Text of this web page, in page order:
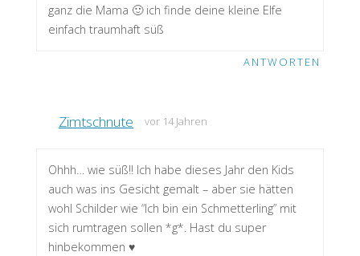
ganz die Mama 🙂 ich finde deine kleine Elfe
einfach traumhaft süß
ANTWORTEN
Zimtschnute vor 14 Jahren
Ohhh… wie süß!! Ich habe dieses Jahr den Kids
auch was ins Gesicht gemalt – aber sie hätten
wohl Schilder wie “Ich bin ein Schmetterling” mit
sich rumtragen sollen *g*. Hast du super
hinbekommen ♥